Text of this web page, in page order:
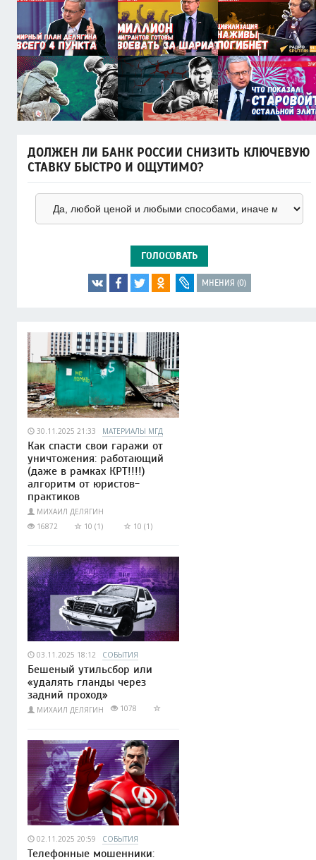
ДОЛЖЕН ЛИ БАНК РОССИИ СНИЗИТЬ КЛЮЧЕВУЮ
СТАВКУ БЫСТРО И ОЩУТИМО?
ГОЛОСОВАТЬ
МНЕНИЯ (0)
30.11.2025 21:33 МАТЕРИАЛЫ МГД
Как спасти свои гаражи от
уничтожения: работающий
(даже в рамках КРТ!!!!)
алгоритм от юристов-
практиков
МИХАИЛ ДЕЛЯГИН
16872
10 (1) 10 (1)
03.11.2025 18:12 СОБЫТИЯ
Бешеный утильсбор или
«удалять гланды через
задний проход»
МИХАИЛ ДЕЛЯГИН 1078
02.11.2025 20:59 СОБЫТИЯ
Телефонные мошенники: